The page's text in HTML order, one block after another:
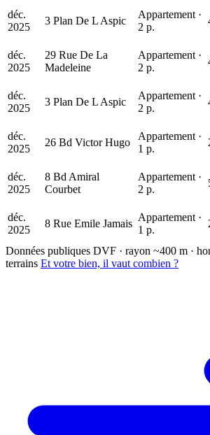
déc.
2025
3 Plan De L Aspic
Appartement ·
2 p.
déc.
2025
29 Rue De La
Madeleine
Appartement ·
2 p.
déc.
2025
3 Plan De L Aspic
Appartement ·
2 p.
déc.
2025
26 Bd Victor Hugo
Appartement ·
1 p.
déc.
2025
8 Bd Amiral
Courbet
Appartement ·
2 p.
déc.
2025
8 Rue Emile Jamais
Appartement ·
1 p.
Données publiques DVF · rayon ~400 m ·
terrains Et votre bien, il vaut combien ?